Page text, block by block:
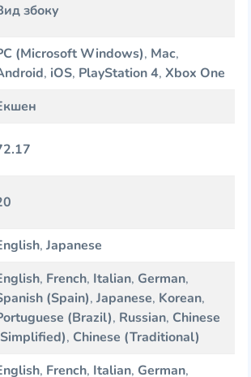
збоку
(Microsoft Windows), Mac,
, iOS, PlayStation 4, Xbox One
, Japanese
, French, Italian, German,
(Spain), Japanese, Korean,
(Brazil), Russian, Chinese
, Chinese (Traditional)
, French, Italian, German,